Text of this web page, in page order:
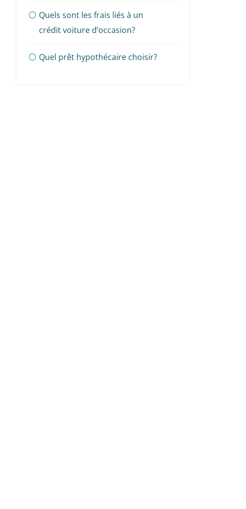
Quels sont les frais liés à un
crédit voiture d’occasion?
Quel prêt hypothécaire choisir?